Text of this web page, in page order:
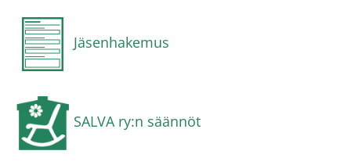
Jäsenhakemus
SALVA ry:n säännöt